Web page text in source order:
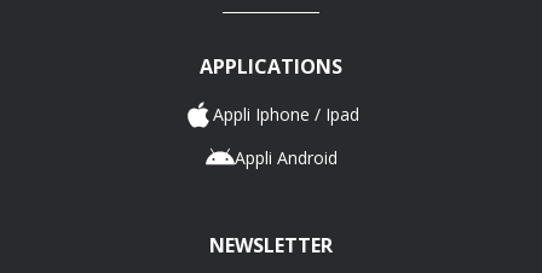
APPLICATIONS
Appli Iphone / Ipad
Appli Android
NEWSLETTER